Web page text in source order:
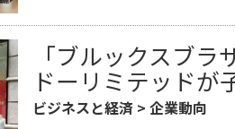
「ブルックスブ
ドーリミテッドが
ビジネスと経済 >企業動向